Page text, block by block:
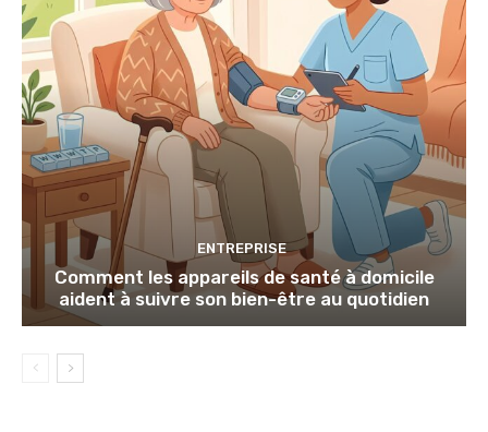
ENTREPRISE
Comment les appareils de santé à domicile
aident à suivre son bien-être au quotidien